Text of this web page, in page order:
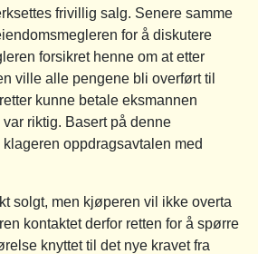
frivillig salg. Senere samme
for å diskutere
forsikret henne om at etter
ville alle pengene bli overført til
kunne betale eksmannen
riktig. Basert på denne
oppdragsavtalen med
solgt, men kjøperen vil ikke overta
kontaktet derfor retten for å spørre
knyttet til det nye kravet fra